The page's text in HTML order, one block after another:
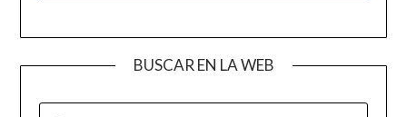
BUSCAR EN LA WEB